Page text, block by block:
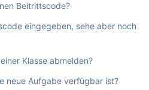
Beitrittscode?
eingegeben, sehe aber noch
Klasse abmelden?
neue Aufgabe verfügbar ist?